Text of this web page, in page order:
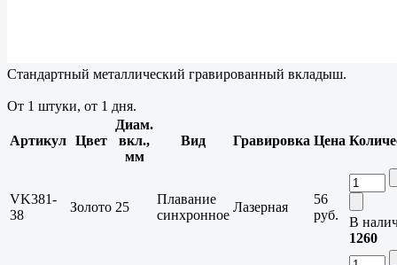
Стандартный металлический гравированный вкладыш.
От 1 штуки, от 1 дня.
Артикул Цвет
Диам.
вкл.,
мм
Вид Гравировка Цена
VK381-
38
Золото 25
Плавание
синхронное
Лазерная
56
руб.
В
1260